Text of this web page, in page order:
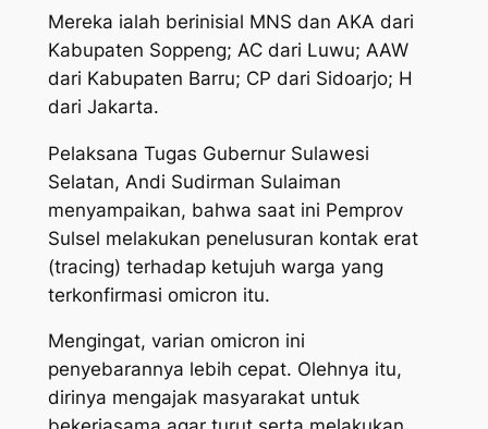
Mereka ialah berinisial MNS dan AKA dari
Kabupaten Soppeng; AC dari Luwu; AAW
dari Kabupaten Barru; CP dari Sidoarjo; H
dari Jakarta.
Pelaksana Tugas Gubernur Sulawesi
Selatan, Andi Sudirman Sulaiman
menyampaikan, bahwa saat ini Pemprov
Sulsel melakukan penelusuran kontak erat
(tracing) terhadap ketujuh warga yang
terkonfirmasi omicron itu.
Mengingat, varian omicron ini
penyebarannya lebih cepat. Olehnya itu,
dirinya mengajak masyarakat untuk